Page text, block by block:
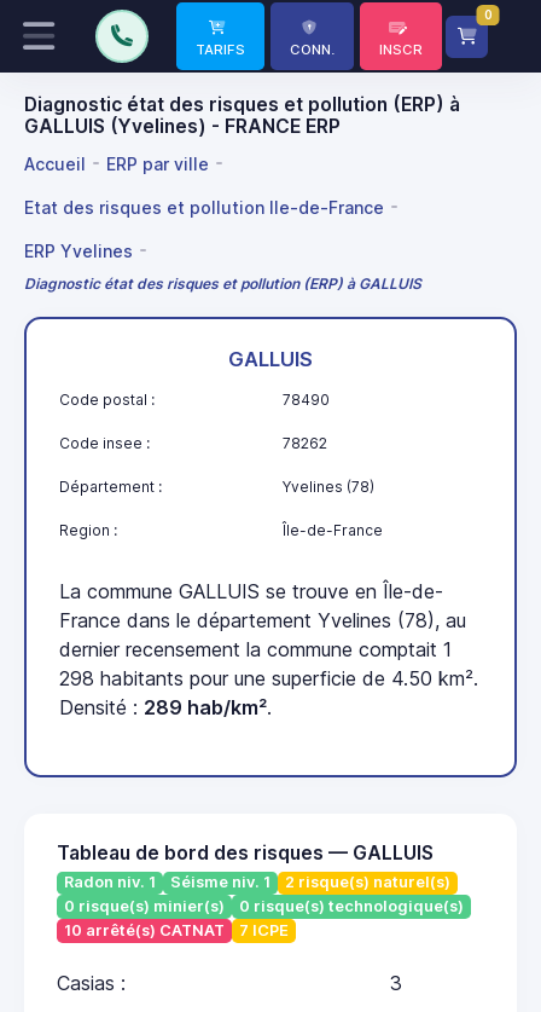
TARIFS CONN. INSCR
0
Diagnostic état des risques et pollution (ERP) à
GALLUIS (Yvelines) - FRANCE ERP
Accueil ERP par ville
Etat des risques et pollution Ile-de-France
ERP Yvelines
Diagnostic état des risques et pollution (ERP) à GALLUIS
GALLUIS
Code postal : 78490
Code insee : 78262
Département : Yvelines (78)
Region : Île-de-France
La commune GALLUIS se trouve en Île-de-
France dans le département Yvelines (78), au
dernier recensement la commune comptait 1
298 habitants pour une superficie de 4.50 km².
Densité : 289 hab/km².
Tableau de bord des risques — GALLUIS
Radon niv. 1 Séisme niv. 1
2 risque(s) naturel(s)
0 risque(s) minier(s)
0 risque(s) technologique(s)
10 arrêté(s) CATNAT
7 ICPE
Casias : 3